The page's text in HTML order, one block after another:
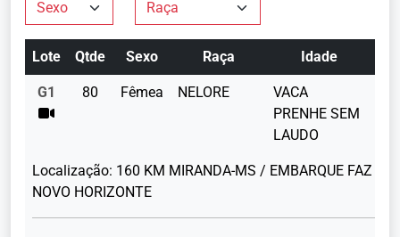
Lote Qtde Sexo Raça Idade
G1 80 Fêmea NELORE
VACA
PRENHE SEM
LAUDO
Localização: 160 KM MIRANDA-MS / EMBARQUE FAZ
NOVO HORIZONTE